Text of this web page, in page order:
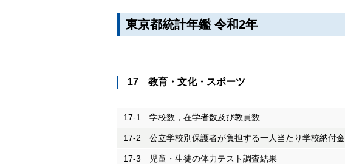
東京都統計年鑑 令和2年
17 教育・文化・スポーツ
17-1 学校数，在学者数及び教員数
17-2 公立学校別保護者が負担する一人当たり学校納付金
17-3 児童・生徒の体力テスト調査結果